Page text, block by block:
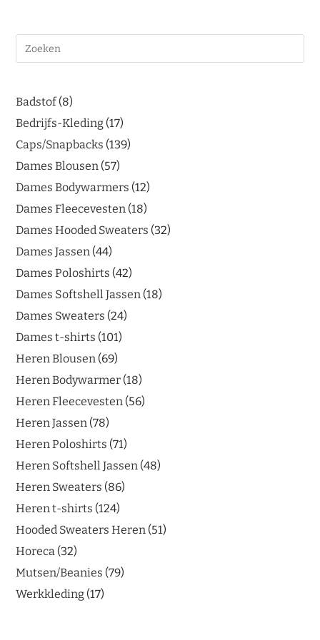
Badstof 8
Bedrijfs-Kleding 17
Caps/Snapbacks 139
Dames Blousen 57
Dames Bodywarmers 12
Dames Fleecevesten 18
Dames Hooded Sweaters 32
Dames Jassen 44
Dames Poloshirts 42
Dames Softshell Jassen 18
Dames Sweaters 24
Dames t-shirts 101
Heren Blousen 69
Heren Bodywarmer 18
Heren Fleecevesten 56
Heren Jassen 78
Heren Poloshirts 71
Heren Softshell Jassen 48
Heren Sweaters 86
Heren t-shirts 124
Hooded Sweaters Heren 51
Horeca 32
Mutsen/Beanies 79
Werkkleding 17